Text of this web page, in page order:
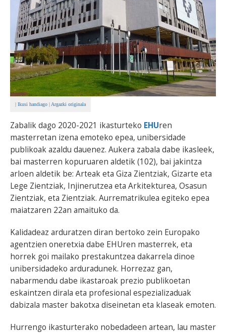
... AUKERA GEHIAGO
| Ikusi handiago | Argazki originala
Zabalik dago 2020-2021 ikasturteko EHUren
masterretan izena emoteko epea, unibersidade
publikoak azaldu dauenez. Aukera zabala dabe ikasleek,
bai masterren kopuruaren aldetik (102), bai jakintza
arloen aldetik be: Arteak eta Giza Zientziak, Gizarte eta
Lege Zientziak, Injinerutzea eta Arkitekturea, Osasun
Zientziak, eta Zientziak. Aurrematrikulea egiteko epea
maiatzaren 22an amaituko da.
Kalidadeaz arduratzen diran bertoko zein Europako
agentzien oneretxia dabe EHUren masterrek, eta
horrek goi mailako prestakuntzea dakarrela dinoe
unibersidadeko arduradunek. Horrezaz gan,
nabarmendu dabe ikastaroak prezio publikoetan
eskaintzen dirala eta profesional espezializaduak
dabizala master bakotxa diseinetan eta klaseak emoten.
Hurrengo ikasturterako nobedadeen artean, lau master